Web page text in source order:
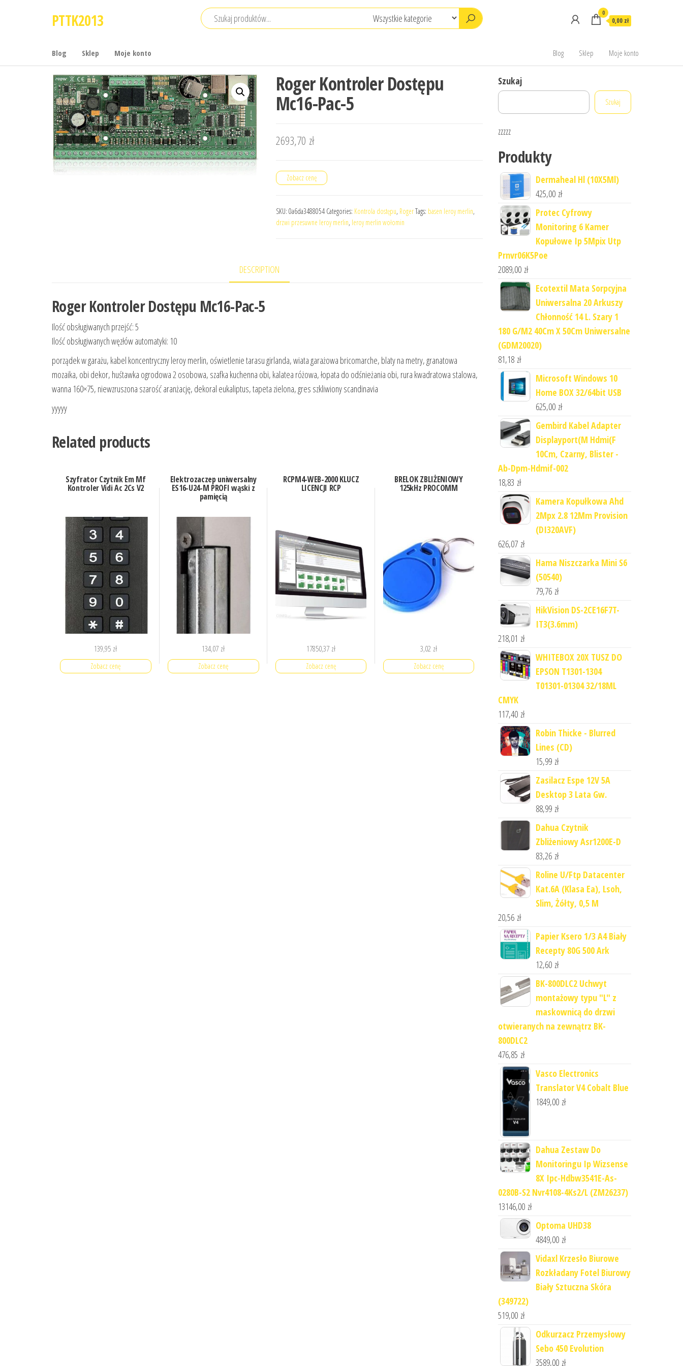
PTTK2013 0
0,00 zł
Blog Sklep Moje konto Blog Sklep Moje konto
Roger Kontroler Dostępu
Mc16-Pac-5
2693,70 zł
Zobacz cenę
SKU: 0a6da3488054 Categories: Kontrola dostępu, RogerTags: basen leroy merlin,
drzwi przesuwne leroy merlin, leroy merlin wołomin
DESCRIPTION
Roger Kontroler Dostępu Mc16-Pac-5
Ilość obsługiwanych przejść: 5
Ilość obsługiwanych węzłów automatyki: 10
porządek w garażu, kabel koncentryczny leroy merlin, oświetlenie tarasu girlanda, wiata garażowa bricomarche, blaty na metry, granatowa
mozaika, obi dekor, huśtawka ogrodowa 2 osobowa, szafka kuchenna obi, kalatea różowa, łopata do odśnieżania obi, rura kwadratowa stalowa,
wanna 160×75, niewzruszona szarość aranżację, dekoral eukaliptus, tapeta zielona, gres szkliwiony scandinavia
yyyyy
Related products
Szyfrator Czytnik Em Mf
Kontroler Vidi Ac 2Cs V2
139,95 zł
Zobacz cenę
Elektrozaczep uniwersalny
ES16-U24-M PROFI wąski z
pamięcią
134,07 zł
Zobacz cenę
RCPM4-WEB-2000 KLUCZ
LICENCJI RCP
17850,37 zł
Zobacz cenę
BRELOK ZBLIŻENIOWY
125kHz PROCOMM
3,02 zł
Zobacz cenę
Szukaj
Szukaj
zzzzz
Produkty
Dermaheal Hl (10X5Ml)
425,00 zł
Protec Cyfrowy
Monitoring 6 Kamer
Kopułowe Ip 5Mpix Utp
Prnvr06K5Poe
2089,00 zł
Ecotextil Mata Sorpcyjna
Uniwersalna 20 Arkuszy
Chłonność 14 L. Szary 1
180 G/M2 40Cm X 50Cm Uniwersalne
(GDM20020)
81,18 zł
Microsoft Windows 10
Home BOX 32/64bit USB
625,00 zł
Gembird Kabel Adapter
Displayport(M Hdmi(F
10Cm, Czarny, Blister -
Ab-Dpm-Hdmif-002
18,83 zł
Kamera Kopułkowa Ahd
2Mpx 2.8 12Mm Provision
(DI320AVF)
626,07 zł
Hama Niszczarka Mini S6
(50540)
79,76 zł
HikVision DS-2CE16F7T-
IT3(3.6mm)
218,01 zł
WHITEBOX 20X TUSZ DO
EPSON T1301-1304
T01301-01304 32/18ML
CMYK
117,40 zł
Robin Thicke - Blurred
Lines (CD)
15,99 zł
Zasilacz Espe 12V 5A
Desktop 3 Lata Gw.
88,99 zł
Dahua Czytnik
Zbliżeniowy Asr1200E-D
83,26 zł
Roline U/Ftp Datacenter
Kat.6A (Klasa Ea), Lsoh,
Slim, Żółty, 0,5 M
20,56 zł
Papier Ksero 1/3 A4 Biały
Recepty 80G 500 Ark
12,60 zł
BK-800DLC2 Uchwyt
montażowy typu "L" z
maskownicą do drzwi
otwieranych na zewnątrz BK-
800DLC2
476,85 zł
Vasco Electronics
Translator V4 Cobalt Blue
1849,00 zł
Dahua Zestaw Do
Monitoringu Ip Wizsense
8X Ipc-Hdbw3541E-As-
0280B-S2 Nvr4108-4Ks2/L (ZM26237)
13146,00 zł
Optoma UHD38
4849,00 zł
Vidaxl Krzesło Biurowe
Rozkładany Fotel Biurowy
Biały Sztuczna Skóra
(349722)
519,00 zł
Odkurzacz Przemysłowy
Sebo 450 Evolution
3589,00 zł